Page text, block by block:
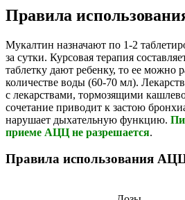
Правила
Мукалтин назначают по 1-2
за сутки. Курсовая терапия
таблетку дают ребенку, то ее можно
количестве воды (60-70 мл).
с лекарствами, тормозящими
сочетание приводит к застою
нарушает дыхательную функцию.
приеме АЦЦ не разрешается.
Правила использования